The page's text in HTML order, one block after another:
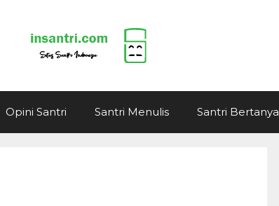
Opini Santri Santri Menulis Santri Bertanya